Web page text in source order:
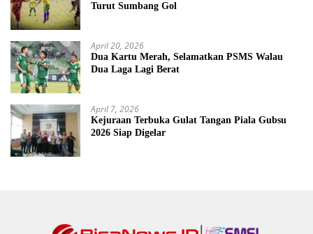
Turut Sumbang Gol
April 20, 2026
Dua Kartu Merah, Selamatkan PSMS Walau
Dua Laga Lagi Berat
April 7, 2026
Kejuraan Terbuka Gulat Tangan Piala Gubsu
2026 Siap Digelar